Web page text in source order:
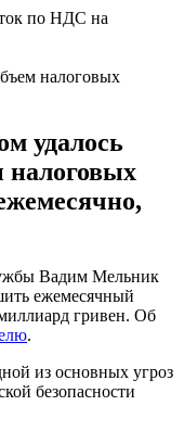
налоговых
удалось
налоговых
Вадим Мельник
ежемесячный
гривен. Об
.
из основных угроз
безопасности